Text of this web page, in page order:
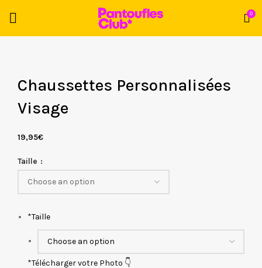
0
Chaussettes Personnalisées
Visage
19,95€
Taille
*Taille
*Télécharger votre Photo 👇